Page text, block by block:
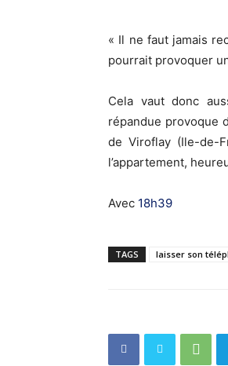
« Il ne faut jamais
pourrait provoquer
Cela vaut donc
répandue provoque
de Viroflay (Ile-de-
l’appartement,
Avec 18h39
TAGS laisser son